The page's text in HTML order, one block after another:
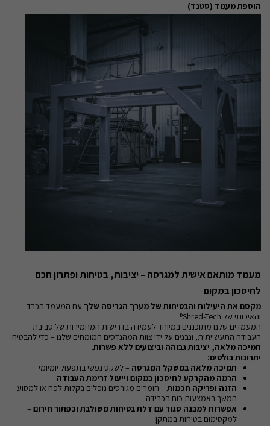
הוספת מעמד (סטנד)
מעמד מותאם אישית למגרסה – יציבות, בטיחות ופתרון חכם
לחיסכון במקום
מקסם את היעילות והבטיחות של מערך הגריסה שלך עם המעמד הכבד
והאיכותי של Shred-Tech®.
המעמדים שלנו מתוכננים במיוחד לעמידה בדרישות המחמירות של סביבת
העבודה התעשייתית, ונבנים על ידי צוות המהנדסים המומחים שלנו – כדי להבטיח
תמיכה מלאה, יציבות גבוהה וביצועים ללא פשרות.
יתרונות בולטים:
תמיכה מלאה במשקל המגרסה – לשקט נפשי בתפעול יומיומי
הרמה מהקרקע לחיסכון במקום וייעול זרימת העבודה
הזנה ופריקה חכמות – חומרים מגורסים נופלים בקלות לפח או למסוע
המשך באמצעות כוח הכבידה
אפשרות למבנה סגור עם דלת בטיחות משולבת וכפתור חירום –
למקסימום בטיחות במתקן